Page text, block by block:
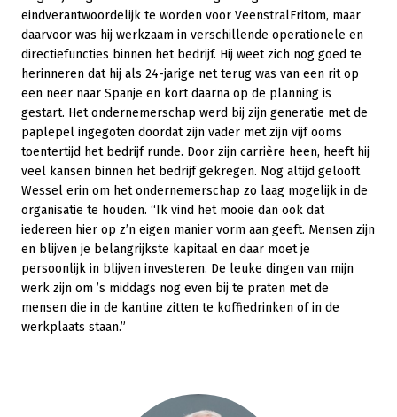
eindverantwoordelijk te worden voor VeenstralFritom, maar
daarvoor was hij werkzaam in verschillende operationele en
directiefuncties binnen het bedrijf. Hij weet zich nog goed te
herinneren dat hij als 24-jarige net terug was van een rit op
een neer naar Spanje en kort daarna op de planning is
gestart. Het ondernemerschap werd bij zijn generatie met de
paplepel ingegoten doordat zijn vader met zijn vijf ooms
toentertijd het bedrijf runde. Door zijn carrière heen, heeft hij
veel kansen binnen het bedrijf gekregen. Nog altijd gelooft
Wessel erin om het ondernemerschap zo laag mogelijk in de
organisatie te houden. “Ik vind het mooie dan ook dat
iedereen hier op z’n eigen manier vorm aan geeft. Mensen zijn
en blijven je belangrijkste kapitaal en daar moet je
persoonlijk in blijven investeren. De leuke dingen van mijn
werk zijn om ’s middags nog even bij te praten met de
mensen die in de kantine zitten te koffiedrinken of in de
werkplaats staan.”